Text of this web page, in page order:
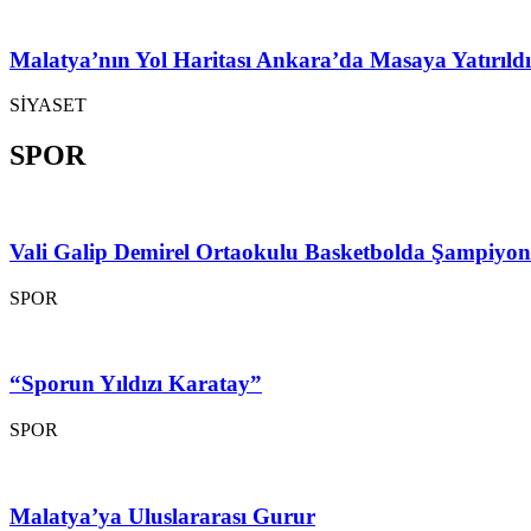
Malatya’nın Yol Haritası Ankara’da Masaya Yatırıldı
SİYASET
SPOR
Vali Galip Demirel Ortaokulu Basketbolda
SPOR
“Sporun Yıldızı Karatay”
SPOR
Malatya’ya Uluslararası Gurur